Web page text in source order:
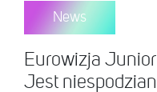
News
Eurowizja
Jest